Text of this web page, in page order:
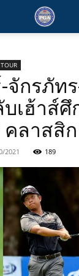
จักรภัท
เฮ้าส์ศึ
คลาสสิก
2021 189